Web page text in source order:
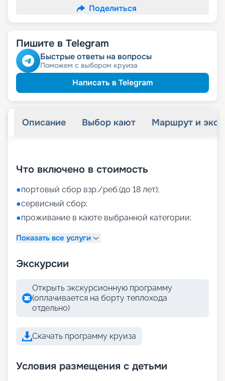
Поделиться
Пишите в Telegram
Быстрые ответы на вопросы
Поможем с выбором круиза
Написать в Telegram
Описание Выбор кают Маршрут и
Что включено в стоимость
●портовый сбор взр./реб.(до 18 лет);
●сервисный сбор;
●проживание в каюте выбранной категории;
Показать все услуги
Экскурсии
Открыть экскурсионную программу
(оплачивается на борту теплохода
отдельно)
Скачать программу круиза
Условия размещения с детьми